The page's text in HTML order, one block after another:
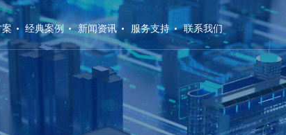
经典案例 新闻资讯 服务支持 联系我们